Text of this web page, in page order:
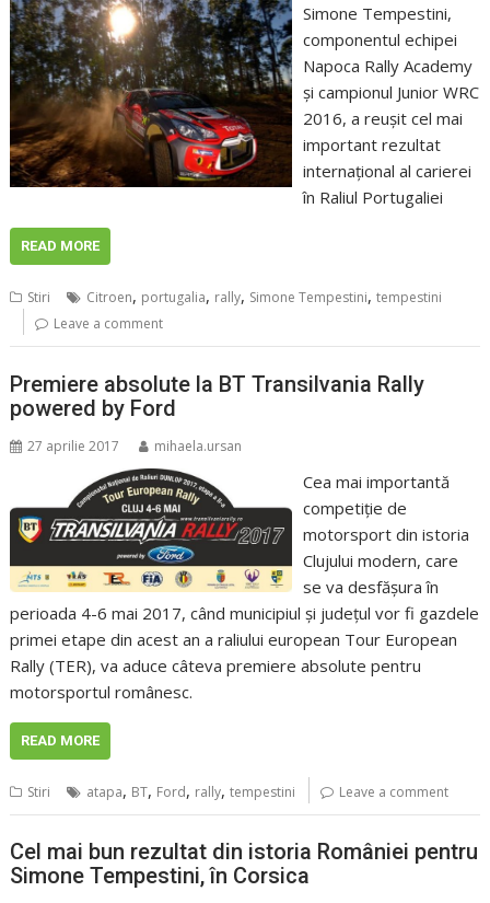
Simone Tempestini,
componentul echipei
Napoca Rally Academy
şi campionul Junior WRC
2016, a reuşit cel mai
important rezultat
internaţional al carierei
în Raliul Portugaliei
READ MORE
Stiri Citroen, portugalia, rally, Simone Tempestini,tempestini
Leave a comment
Premiere absolute la BT Transilvania Rally
powered by Ford
27 aprilie 2017 mihaela.ursan
Cea mai importantă
competiţie de
motorsport din istoria
Clujului modern, care
se va desfăşura în
perioada 4-6 mai 2017, când municipiul şi judeţul vor fi gazdele
primei etape din acest an a raliului european Tour European
Rally (TER), va aduce câteva premiere absolute pentru
motorsportul românesc.
READ MORE
Stiri atapa, BT, Ford, rally,tempestini Leave a comment
Cel mai bun rezultat din istoria României pentru
Simone Tempestini, în Corsica